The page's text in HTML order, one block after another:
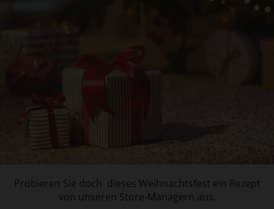
Probieren Sie doch dieses Weihnachtsfest ein Rezept
von unseren Store-Managern aus.